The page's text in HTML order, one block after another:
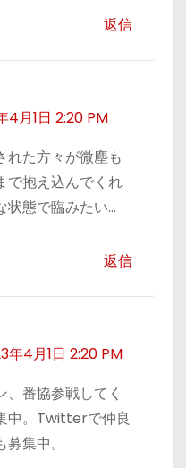
返信
4月1日 2:20 PM
れた方々が微塵も
で抱え込んでくれ
状態で臨みたい…
返信
年4月1日 2:20 PM
、番協参戦してく
中。Twitterで仲良
集中。